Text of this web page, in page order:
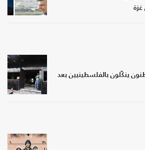
غزة
ينكّلون بالفلسطينيين بعد